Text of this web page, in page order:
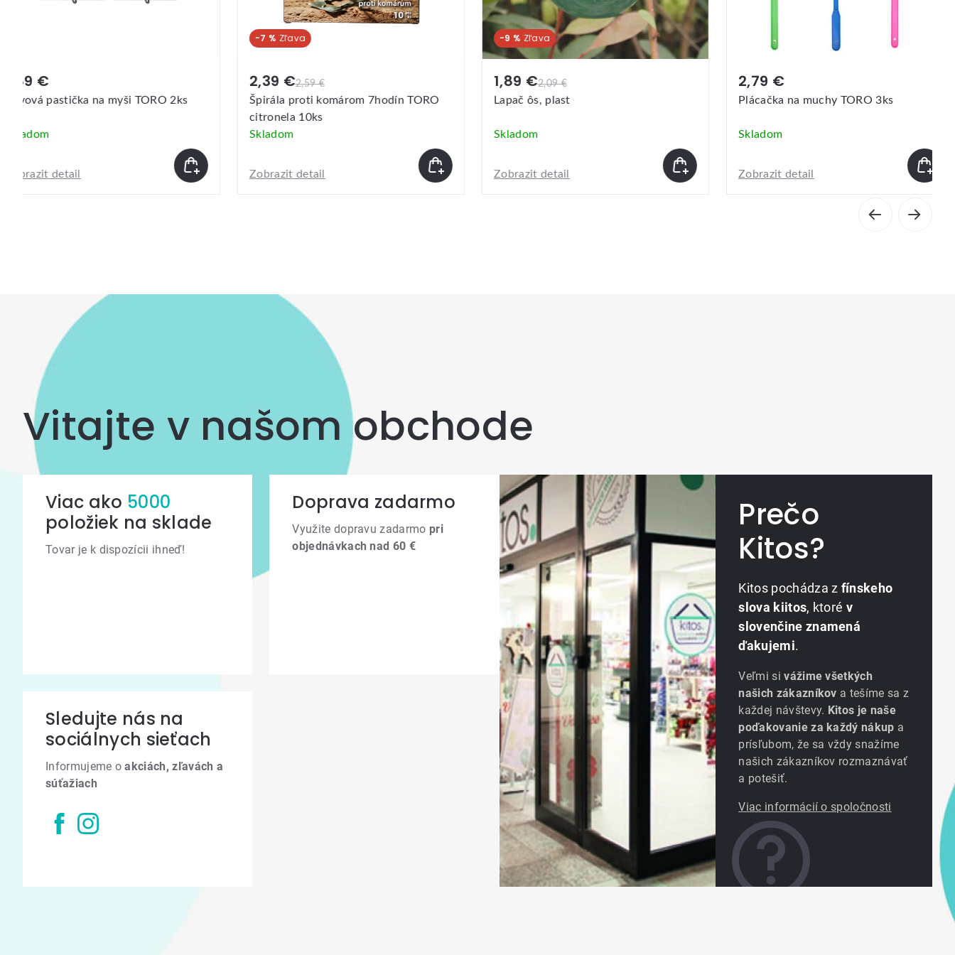
2,39 €
Špirála proti komárom 7hodín TORO
Skladom
Zobrazit detail
-9 %
1,89 €
Lapač ôs, plast
Skladom
Zobrazit detail
2,79 €
Plácačka na muchy TORO 3ks
Skladom
Zobrazit detail
2,39 €
Teleskopická plácačka na muchy
Skladom
Zobrazit detail
Vitajte v našom obchode
Viac ako 5000
položiek na sklade
Tovar je k dispozícii ihneď!
Doprava zadarmo
Využite dopravu zadarmo pri
objednávkach nad 60 €
Sledujte nás na
sociálnych sieťach
Informujeme oakciách, zľavách a
súťažiach
Prečo
Kitos?
Kitos pochádza z fínskeho
slova kiitos, ktoré v
slovenčine znamená
ďakujemi.
Veľmi sivážime všetkých
našich zákazníkov a tešíme sa z
každej návštevy. Kitos je naše
poďakovanie za každý nákup a
prísľubom, že sa vždy snažíme
našich zákazníkov rozmaznávať
a potešiť.
Viac informácií o spoločnosti